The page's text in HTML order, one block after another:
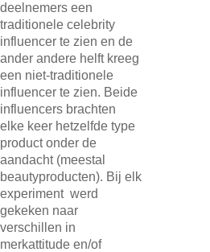
deelnemers een
traditionele celebrity
influencer te zien en de
ander andere helft kreeg
een niet-traditionele
influencer te zien. Beide
influencers brachten
elke keer hetzelfde type
product onder de
aandacht (meestal
beautyproducten). Bij elk
experiment werd
gekeken naar
verschillen in
merkattitude en/of